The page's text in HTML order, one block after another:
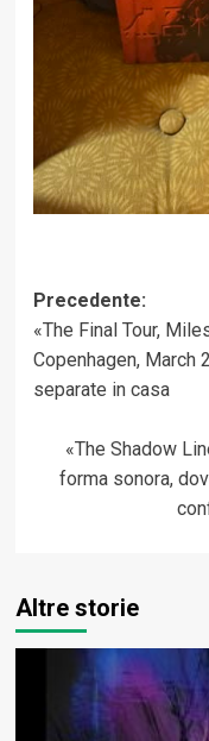
Navigazione
articolo
Precedente:
«The Final Tour,
Copenhagen, March
separate in casa
«The Shadow
forma sonora,
Altre storie